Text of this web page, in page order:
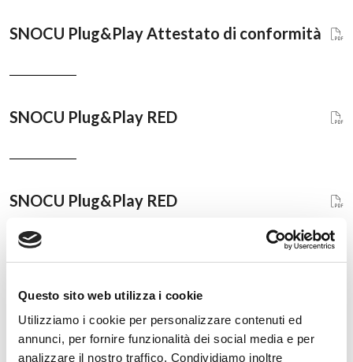
Questo sito web utilizza i cookie
Utilizziamo i cookie per personalizzare contenuti ed
annunci, per fornire funzionalità dei social media e per
analizzare il nostro traffico. Condividiamo inoltre
SNOCU Plug&Play Attestato di conformità
SNOCU Plug&Play RED
SNOCU Plug&Play RED